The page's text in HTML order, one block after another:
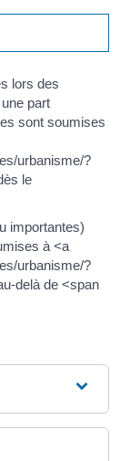
lors des
part
sont soumises
urbanisme/?
le
importantes)
à <a
urbanisme/?
delà de <span